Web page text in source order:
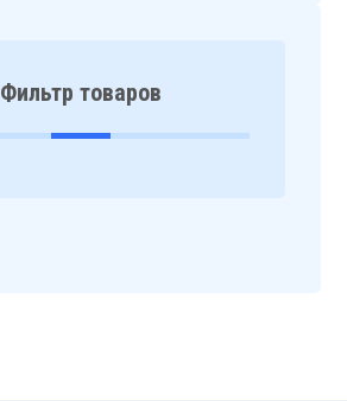
Фильтр товаров